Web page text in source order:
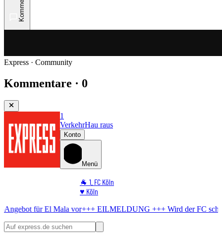
Express · Community
Kommentare · 0
1
VerkehrHau raus
Konto
Menü
🐐 1. FC Köln
♥️ Köln
🏆 Sport
Mala vor+++ EILMELDUNG +++Wird der FC schwach?BVB